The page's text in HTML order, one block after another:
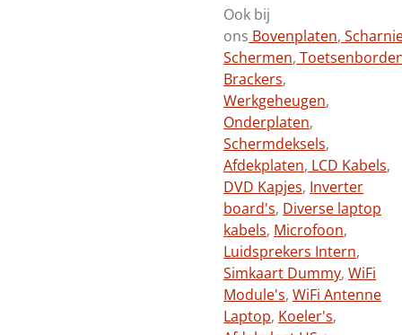
Ook bij
ons Bovenplaten,
Schermen,
Brackers,
Werkgeheugen,
Onderplaten,
Schermdeksels,
Afdekplaten, LCD Kabels,
DVD Kapjes, Inverter
board's, Diverse laptop
kabels, Microfoon,
Luidsprekers Intern,
Simkaart Dummy, WiFi
Module's, WiFi Antenne
Laptop, Koeler's,